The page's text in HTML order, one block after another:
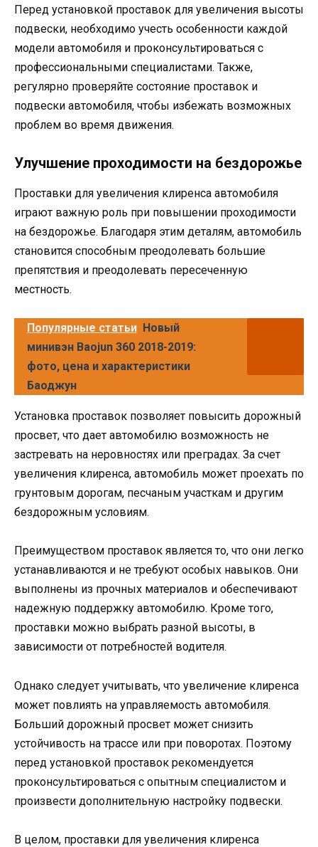
Перед установкой проставок для увеличения высоты
подвески, необходимо учесть особенности каждой
модели автомобиля и проконсультироваться с
профессиональными специалистами. Также,
регулярно проверяйте состояние проставок и
подвески автомобиля, чтобы избежать возможных
проблем во время движения.
Улучшение проходимости на бездорожье
Проставки для увеличения клиренса автомобиля
играют важную роль при повышении проходимости
на бездорожье. Благодаря этим деталям, автомобиль
становится способным преодолевать большие
препятствия и преодолевать пересеченную
местность.
Популярные статьи Новый
минивэн Baojun 360 2018-2019:
фото, цена и характеристики
Баоджун
Установка проставок позволяет повысить дорожный
просвет, что дает автомобилю возможность не
застревать на неровностях или преградах. За счет
увеличения клиренса, автомобиль может проехать по
грунтовым дорогам, песчаным участкам и другим
бездорожным условиям.
Преимуществом проставок является то, что они легко
устанавливаются и не требуют особых навыков. Они
выполнены из прочных материалов и обеспечивают
надежную поддержку автомобилю. Кроме того,
проставки можно выбрать разной высоты, в
зависимости от потребностей водителя.
Однако следует учитывать, что увеличение клиренса
может повлиять на управляемость автомобиля.
Больший дорожный просвет может снизить
устойчивость на трассе или при поворотах. Поэтому
перед установкой проставок рекомендуется
проконсультироваться с опытным специалистом и
произвести дополнительную настройку подвески.
В целом, проставки для увеличения клиренса